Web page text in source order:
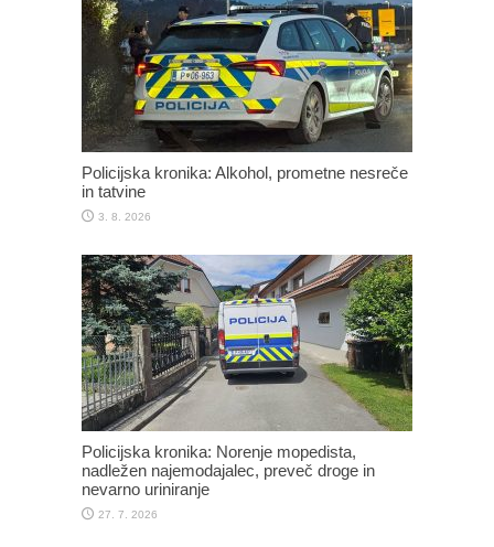
Policijska kronika: Alkohol, prometne nesreče
in tatvine
3. 8. 2026
Policijska kronika: Norenje mopedista,
nadležen najemodajalec, preveč droge in
nevarno uriniranje
27. 7. 2026